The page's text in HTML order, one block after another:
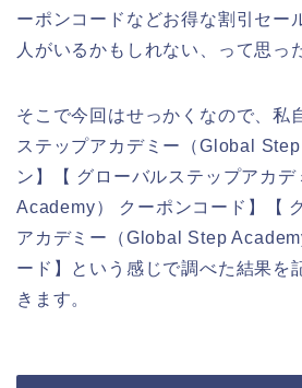
ーポンコードなどお得な割引セー
人がいるかもしれない、って思っ
そこで今回はせっかくなので、私
ステップアカデミー（Global
ン】【 グローバルステップアカ
Academy） クーポンコード】【
アカデミー（Global Step
ード】という感じで調べた結果を
きます。